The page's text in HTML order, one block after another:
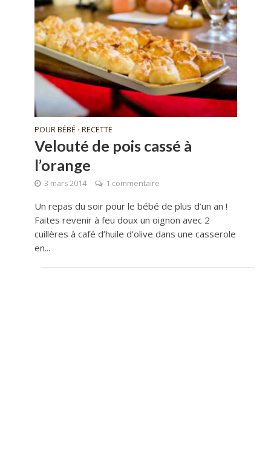
POUR BÉBÉ • RECETTE
Velouté de pois cassé à
l’orange
3 mars 2014 1 commentaire
Un repas du soir pour le bébé de plus d’un an !
Faites revenir à feu doux un oignon avec 2
cuillères à café d’huile d’olive dans une casserole
en...